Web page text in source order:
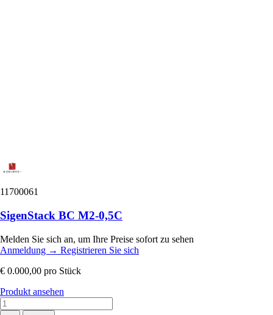
11700061
SigenStack BC M2-0,5C
Melden Sie sich an, um Ihre Preise sofort zu sehen
Anmeldung → Registrieren Sie sich
€ 0.000,00 pro Stück
Produkt ansehen